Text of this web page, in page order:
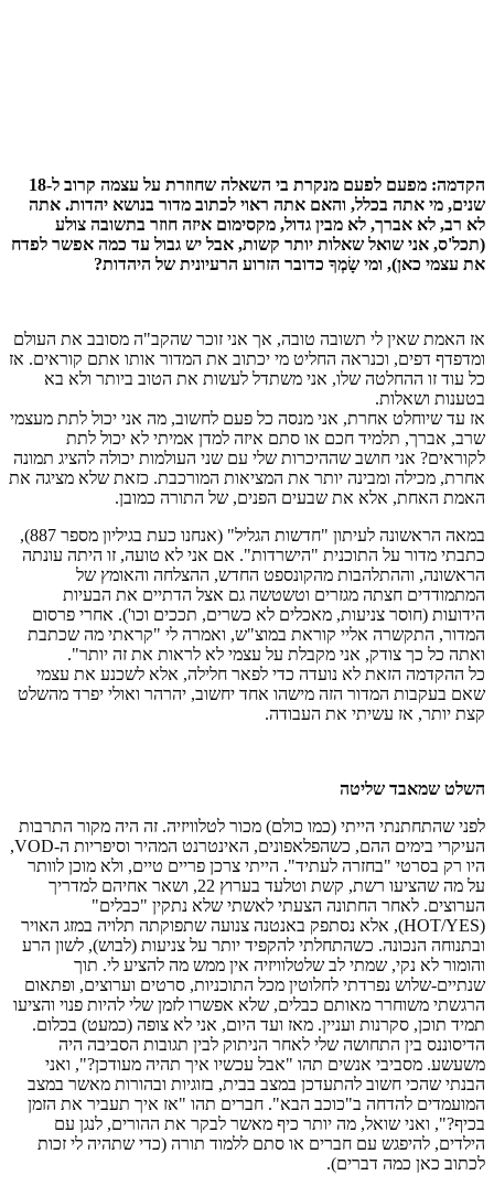
הקדמה: מפעם לפעם מנקרת בי השאלה שחוזרת על עצמה קרוב ל-18
שנים, מי אתה בכלל, והאם אתה ראוי לכתוב מדור בנושא יהדות. אתה
לא רב, לא אברך, לא מבין גדול, מקסימום איזה חוזר בתשובה צולע
(תכל'ס, אני שואל שאלות יותר קשות, אבל יש גבול עד כמה אפשר לפדח
את עצמי כאן), ומי שָׂמְךָ כדובר הזרוע הרעיונית של היהדות?
אז האמת שאין לי תשובה טובה, אך אני זוכר שהקב"ה מסובב את העולם
ומדפדף דפים, וכנראה החליט מי יכתוב את המדור אותו אתם קוראים. אז
כל עוד זו ההחלטה שלו, אני משתדל לעשות את הטוב ביותר ולא בא
בטענות ושאלות.
אז עד שיוחלט אחרת, אני מנסה כל פעם לחשוב, מה אני יכול לתת מעצמי
שרב, אברך, תלמיד חכם או סתם איזה למדן אמיתי לא יכול לתת
לקוראים? אני חושב שההיכרות שלי עם שני העולמות יכולה להציג תמונה
אחרת, מכילה ומבינה יותר את המציאות המורכבת. כזאת שלא מציגה את
האמת האחת, אלא את שבעים הפנים, של התורה כמובן.
במאה הראשונה לעיתון "חדשות הגליל" (אנחנו כעת בגיליון מספר 887),
כתבתי מדור על התוכנית "הישרדות". אם אני לא טועה, זו היתה עונתה
הראשונה, וההתלהבות מהקונספט החדש, ההצלחה והאומץ של
המתמודדים חצתה מגזרים וטשטשה גם אצל הדתיים את הבעיות
הידועות (חוסר צניעות, מאכלים לא כשרים, תככים וכו'). אחרי פרסום
המדור, התקשרה אליי קוראת במוצ"ש, ואמרה לי "קראתי מה שכתבת
ואתה כל כך צודק, אני מקבלת על עצמי לא לראות את זה יותר".
כל ההקדמה הזאת לא נועדה כדי לפאר חלילה, אלא לשכנע את עצמי
שאם בעקבות המדור הזה מישהו אחד יחשוב, יהרהר ואולי יפרד מהשלט
קצת יותר, אז עשיתי את העבודה.
השלט שמאבד שליטה
לפני שהתחתנתי הייתי (כמו כולם) מכור לטלוויזיה. זה היה מקור התרבות
העיקרי בימים ההם, כשהפלאפונים, האינטרנט המהיר וסיפריות ה-VOD,
היו רק בסרטי "בחזרה לעתיד". הייתי צרכן פריים טיים, ולא מוכן לוותר
על מה שהציעו רשת, קשת וטלעד בערוץ 22, ושאר אחיהם למדריך
הערוצים. לאחר החתונה הצעתי לאשתי שלא נתקין "כבלים"
(HOT/YES), אלא נסתפק באנטנה צנועה שתפוקתה תלויה במזג האויר
ובתנוחה הנכונה. כשהתחלתי להקפיד יותר על צניעות (לבוש), לשון הרע
והומור לא נקי, שמתי לב שלטלוויזיה אין ממש מה להציע לי. תוך
שנתיים-שלוש נפרדתי לחלוטין מכל התוכניות, סרטים וערוצים, ופתאום
הרגשתי משוחרר מאותם כבלים, שלא אפשרו לזמן שלי להיות פנוי והציעו
תמיד תוכן, סקרנות ועניין. מאז ועד היום, אני לא צופה (כמעט) בכלום.
הדיסוננס בין התחושה שלי לאחר הניתוק לבין תגובות הסביבה היה
משעשע. מסביבי אנשים תהו "אבל עכשיו איך תהיה מעודכן?", ואני
הבנתי שהכי חשוב להתעדכן במצב בבית, בזוגיות ובהורות מאשר במצב
המועמדים להדחה ב"כוכב הבא". חברים תהו "אז איך תעביר את הזמן
בכיף?", ואני שואל, מה יותר כיף מאשר לבקר את ההורים, לנגן עם
הילדים, להיפגש עם חברים או סתם ללמוד תורה (כדי שתהיה לי זכות
לכתוב כאן כמה דברים).